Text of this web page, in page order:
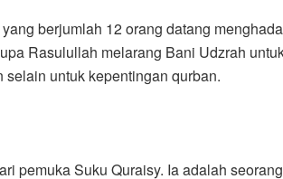
berjumlah 12 orang datang
Rasulullah melarang Bani Udzrah
untuk kepentingan qurban.
pemuka Suku Quraisy. Ia adalah